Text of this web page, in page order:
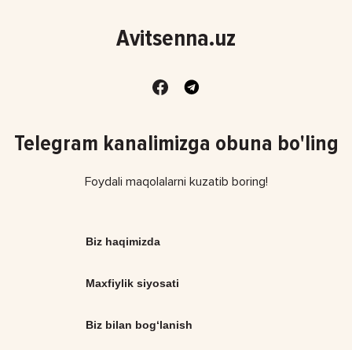
Avitsenna.uz
Telegram kanalimizga obuna bo'ling
Foydali maqolalarni kuzatib boring!
Biz haqimizda
Maxfiylik siyosati
Biz bilan bog‘lanish